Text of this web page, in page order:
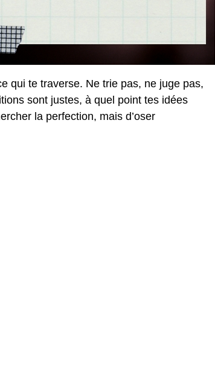
qui te traverse. Ne trie pas, ne juge pas,
sont justes, à quel point tes idées
la perfection, mais d’oser